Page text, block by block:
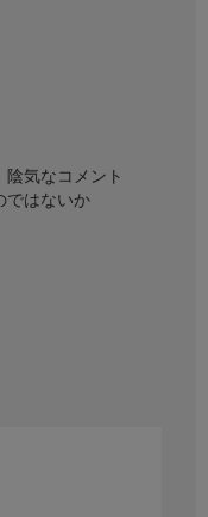
気なコメント
ではないか